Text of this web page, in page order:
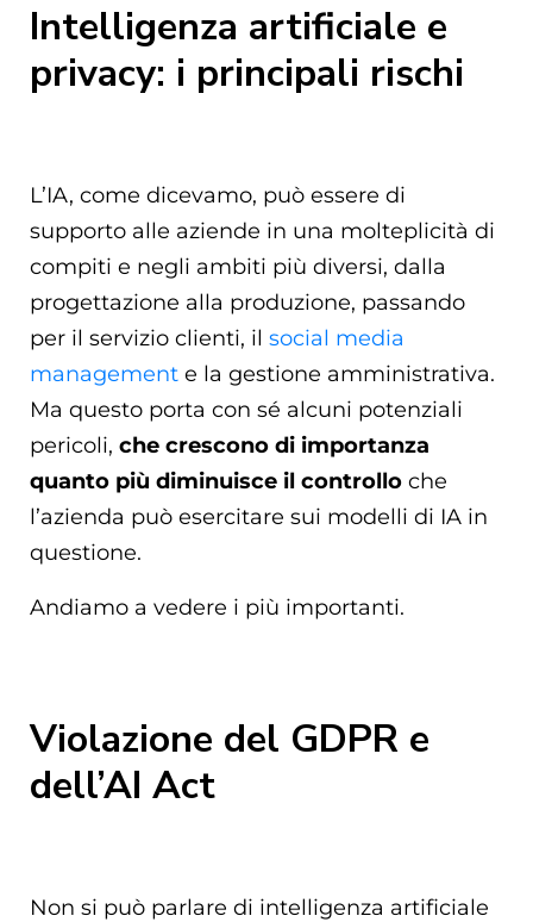
Intelligenza artificiale e
privacy: i principali rischi
L’IA, come dicevamo, può essere di
supporto alle aziende in una molteplicità di
compiti e negli ambiti più diversi, dalla
progettazione alla produzione, passando
per il servizio clienti, il social media
management e la gestione amministrativa.
Ma questo porta con sé alcuni potenziali
pericoli, che crescono di importanza
quanto più diminuisce il controllo che
l’azienda può esercitare sui modelli di IA in
questione.
Andiamo a vedere i più importanti.
Violazione del GDPR e
dell’AI Act
Non si può parlare di intelligenza artificiale